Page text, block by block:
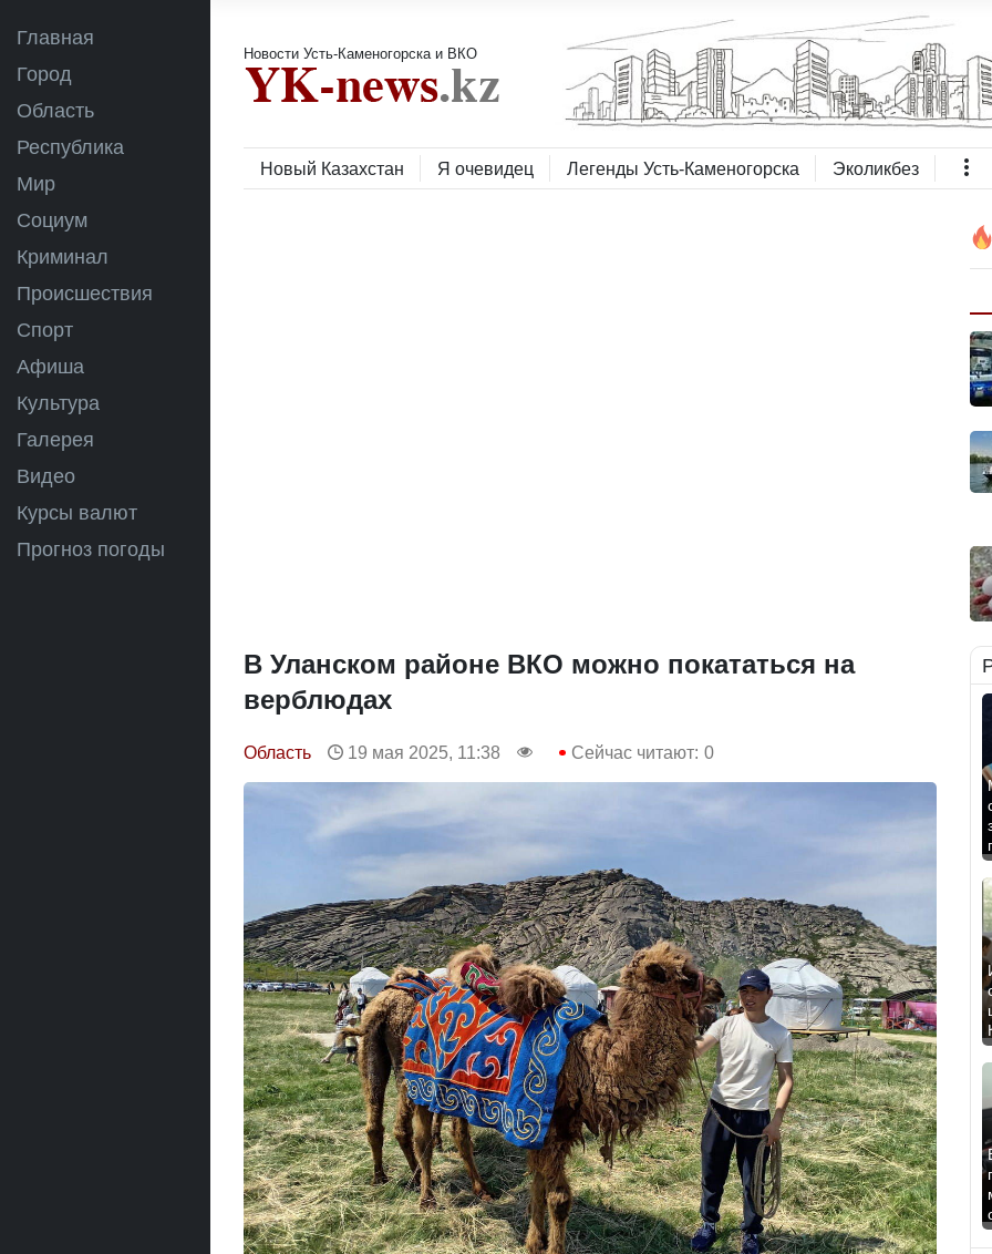
Главная
Город
Область
Республика
Мир
Социум
Криминал
Происшествия
Спорт
Афиша
Культура
Галерея
Видео
Курсы валют
Прогноз погоды
Новости Усть-Каменогорска и ВКО
Новый Казахстан Я очевидец Легенды Усть-Каменогорска Эколикбез
В Уланском районе ВКО можно покататься на
верблюдах
Область 19 мая 2025, 11:38 Сейчас читают: 0